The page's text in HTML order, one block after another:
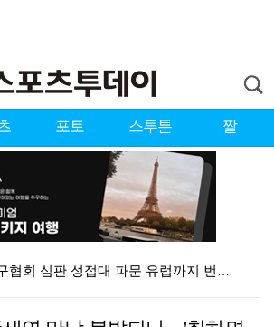
포토 스투툰 짤
대한축구협회 심판 성접대 파문 유럽까지 번졌다…佛 매체…